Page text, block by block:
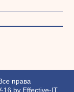
права
16 by Effective-IT